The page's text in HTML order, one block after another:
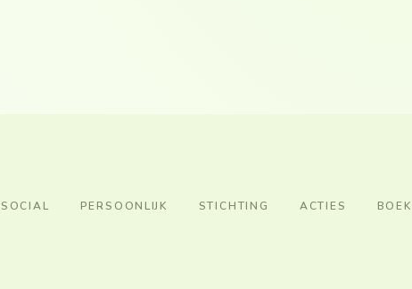
SOCIAL PERSOONLIJK STICHTING ACTIES BOEK